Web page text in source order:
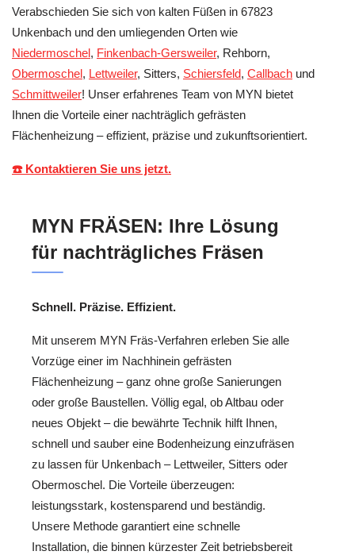
Verabschieden Sie sich von kalten Füßen in 67823
Unkenbach und den umliegenden Orten wie
Niedermoschel, Finkenbach-Gersweiler, Rehborn,
Obermoschel, Lettweiler, Sitters, Schiersfeld, Callbach und
Schmittweiler! Unser erfahrenes Team von MYN bietet
Ihnen die Vorteile einer nachträglich gefrästen
Flächenheizung – effizient, präzise und zukunftsorientiert.
☎️ Kontaktieren Sie uns jetzt.
MYN FRÄSEN: Ihre Lösung
für nachträgliches Fräsen
Schnell. Präzise. Effizient.
Mit unserem MYN Fräs-Verfahren erleben Sie alle
Vorzüge einer im Nachhinein gefrästen
Flächenheizung – ganz ohne große Sanierungen
oder große Baustellen. Völlig egal, ob Altbau oder
neues Objekt – die bewährte Technik hilft Ihnen,
schnell und sauber eine Bodenheizung einzufräsen
zu lassen für Unkenbach – Lettweiler, Sitters oder
Obermoschel. Die Vorteile überzeugen:
leistungsstark, kostensparend und beständig.
Unsere Methode garantiert eine schnelle
Installation, die binnen kürzester Zeit betriebsbereit